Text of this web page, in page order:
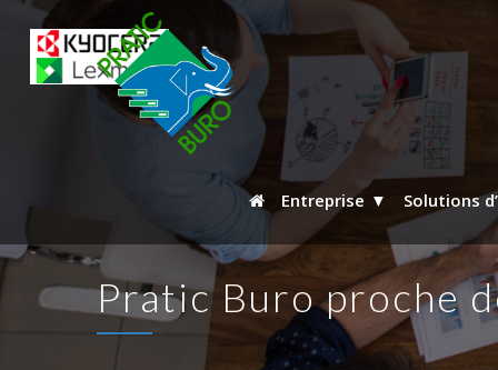
Entreprise Solutions
Pratic Buro proche